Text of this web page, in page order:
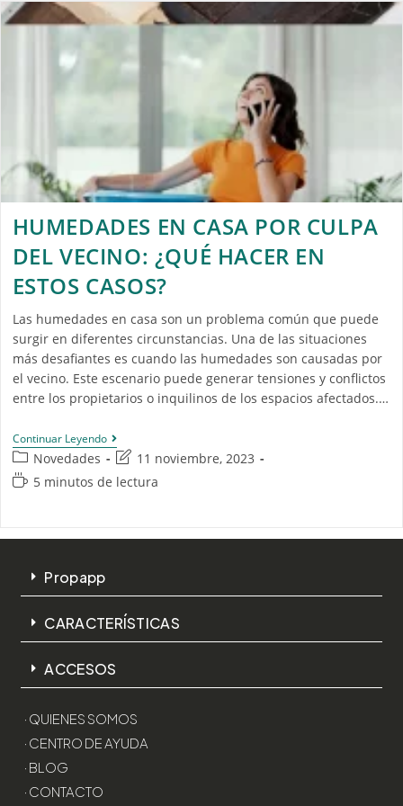
HUMEDADES EN CASA POR CULPA
DEL VECINO: ¿QUÉ HACER EN
ESTOS CASOS?
Las humedades en casa son un problema común que puede
surgir en diferentes circunstancias. Una de las situaciones
más desafiantes es cuando las humedades son causadas por
el vecino. Este escenario puede generar tensiones y conflictos
entre los propietarios o inquilinos de los espacios afectados.…
Continuar Leyendo
Novedades
11 noviembre, 2023
5 minutos de lectura
Propapp
CARACTERÍSTICAS
ACCESOS
· QUIENES SOMOS
· CENTRO DE AYUDA
· BLOG
· CONTACTO